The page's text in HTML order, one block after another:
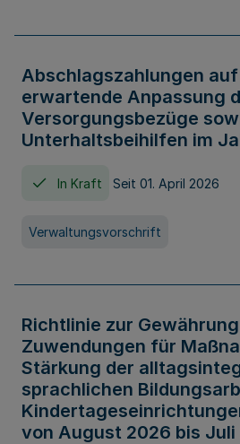
Abschlagszahlungen auf
erwartende Anpassung
Versorgungsbezüge
Unterhaltsbeihilfen im
In Kraft Seit 01. April 2026
Verwaltungsvorschrift
Richtlinie zur
Zuwendungen für
Stärkung der
sprachlichen
von August 2026 bis Juli